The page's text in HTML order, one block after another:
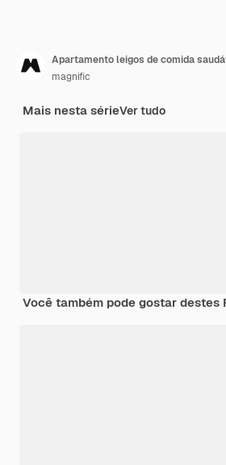
magnific
Mais nesta sérieVer tudo
Você também pode gostar destes